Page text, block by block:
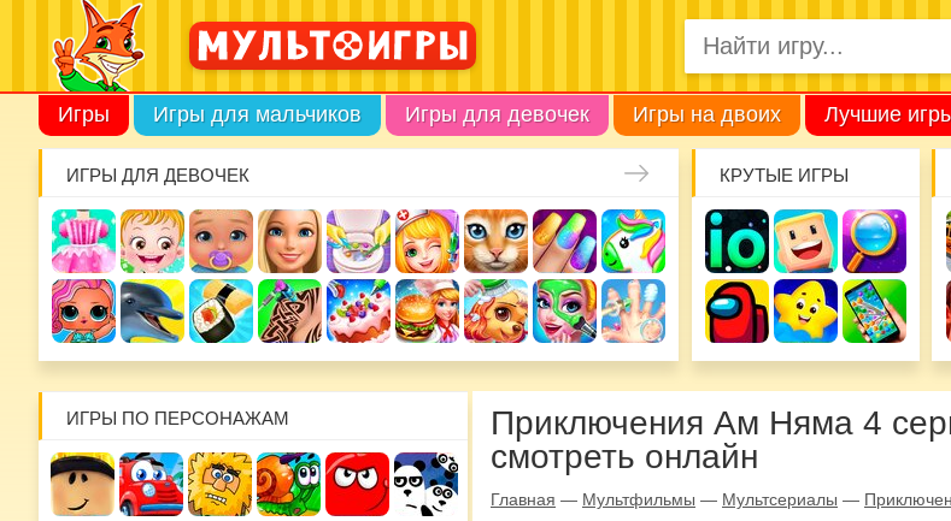
Игры Игры для мальчиков Игры для девочек Игры на двоих Лучшие
ИГРЫ ДЛЯ ДЕВОЧЕК КРУТЫЕ ИГРЫ
ИГРЫ ПО ПЕРСОНАЖАМ
Приключения Ам Няма 4
смотреть онлайн
Главная — Мультфильмы — Мультсериалы —